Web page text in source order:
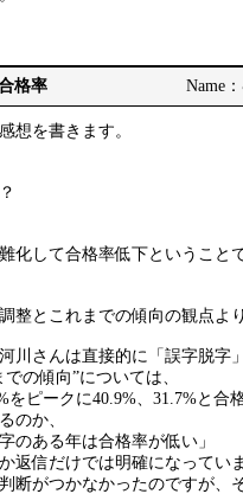
格率 Name
想を書きます。
化して合格率低下ということ
整とこれまでの傾向の観点よ
川さんは直接的に「誤字脱字
の傾向”については、
をピークに40.9%、31.7%と合
のか、
のある年は合格率が低い」
返信だけでは明確になってい
がつかなかったのですが、